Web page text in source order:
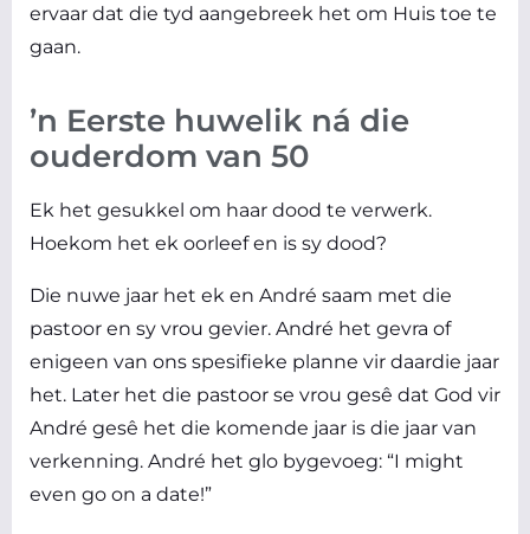
ervaar dat die tyd aangebreek het om Huis toe te
gaan.
’n Eerste huwelik ná die
ouderdom van 50
Ek het gesukkel om haar dood te verwerk.
Hoekom het ek oorleef en is sy dood?
Die nuwe jaar het ek en André saam met die
pastoor en sy vrou gevier. André het gevra of
enigeen van ons spesifieke planne vir daardie jaar
het. Later het die pastoor se vrou gesê dat God vir
André gesê het die komende jaar is die jaar van
verkenning. André het glo bygevoeg: “I might
even go on a date!”